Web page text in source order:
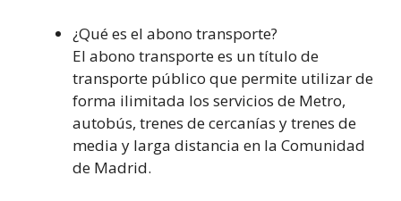
¿Qué es el abono transporte?
El abono transporte es un título de
transporte público que permite utilizar de
forma ilimitada los servicios de Metro,
autobús, trenes de cercanías y trenes de
media y larga distancia en la Comunidad
de Madrid.